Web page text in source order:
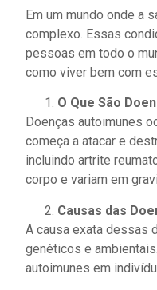
Em um mundo onde a
complexo. Essas
pessoas em todo o
como viver bem com
O Que São
Doenças autoimunes
começa a atacar e
incluindo artrite
corpo e variam em
Causas das
A causa exata dessas
genéticos e
autoimunes em